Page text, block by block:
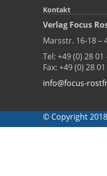
Kontakt
Verlag Focus
Marsstr. 16-18 –
Tel: +49 (0) 28 01
Fax: +49 (0) 28
info@focus-
© Copyright